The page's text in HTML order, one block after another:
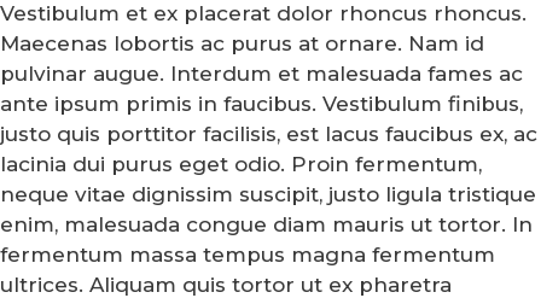
Vestibulum et ex placerat dolor rhoncus rhoncus.
Maecenas lobortis ac purus at ornare. Nam id
pulvinar augue. Interdum et malesuada fames ac
ante ipsum primis in faucibus. Vestibulum finibus,
justo quis porttitor facilisis, est lacus faucibus ex, ac
lacinia dui purus eget odio. Proin fermentum,
neque vitae dignissim suscipit, justo ligula tristique
enim, malesuada congue diam mauris ut tortor. In
fermentum massa tempus magna fermentum
ultrices. Aliquam quis tortor ut ex pharetra